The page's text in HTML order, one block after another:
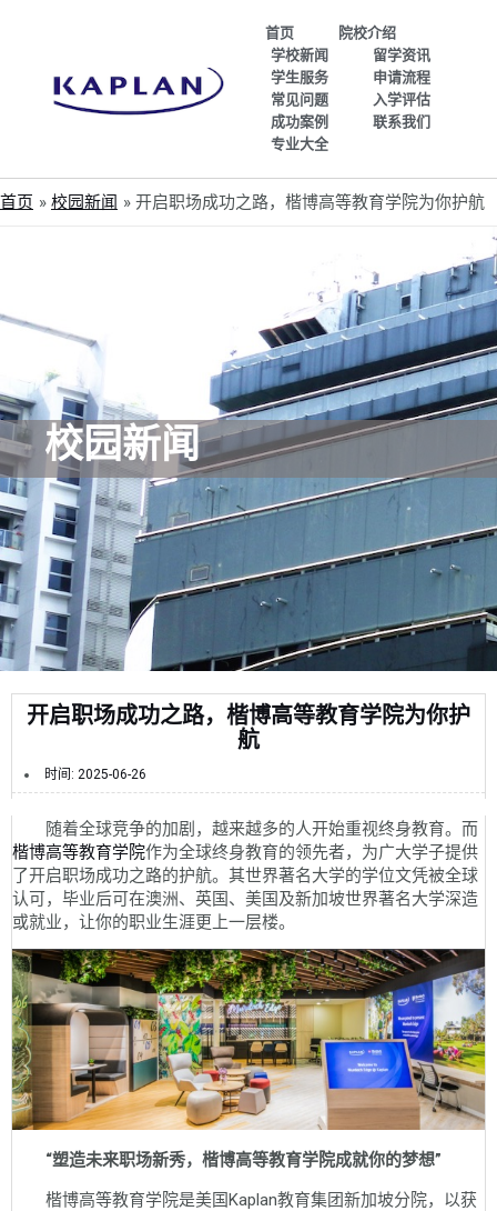
首页
院校介绍
学校新闻
留学资讯
学生服务
申请流程
常见问题
入学评估
成功案例
联系我们
专业大全
首页 校园新闻 开启职场成功之路，楷博高等教育学院为你护航
校园新闻
开启职场成功之路，楷博高等教育学院为你护
航
时间: 2025-06-26
随着全球竞争的加剧，越来越多的人开始重视终身教育。而
楷博高等教育学院作为全球终身教育的领先者，为广大学子提供
了开启职场成功之路的护航。其世界著名大学的学位文凭被全球
认可，毕业后可在澳洲、英国、美国及新加坡世界著名大学深造
或就业，让你的职业生涯更上一层楼。
“塑造未来职场新秀，楷博高等教育学院成就你的梦想”
楷博高等教育学院是美国Kaplan教育集团新加坡分院，以获